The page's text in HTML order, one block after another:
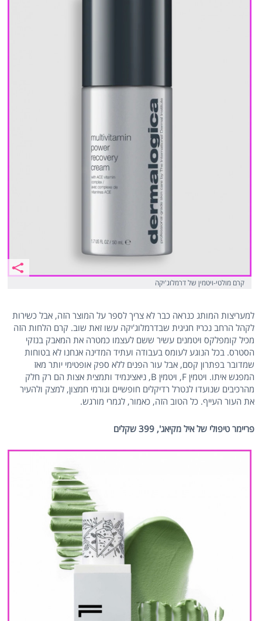
קרם מולטי-ויטמין של דרמלוג'יקה
למעריצות המותג כנראה כבר לא צריך לספר על המוצר הזה, אבל כשירות
לקהל הרחב נכריז חגיגית שבדרמלוג'יקה עשו זאת שוב. קרם הלחות הזה
מכיל קומפלקס ויטמנים עשיר ששם לעצמו כמטרה את המאבק בנזקי
הסטרס. בכל הנוגע לעומס בעבודה ועתיד המדינה אנחנו לא בטוחות
שמדובר בפתרון קסם, אבל עור הפנים ללא ספק אופטימי יותר מאז
המפגש איתו. ויטמין F, ויטמין B, ניאצינמיד ותמצית אצות הם רק חלק
מהרכיבים שנועדו לנטרל רדיקלים חופשיים וגורמי חמצון, למצק ולהעיר
את העור העייף. כל הטוב הזה, כאמור, לגמרי מורגש.
פריימר טיפולי של איל מקיאג', 399 שקלים